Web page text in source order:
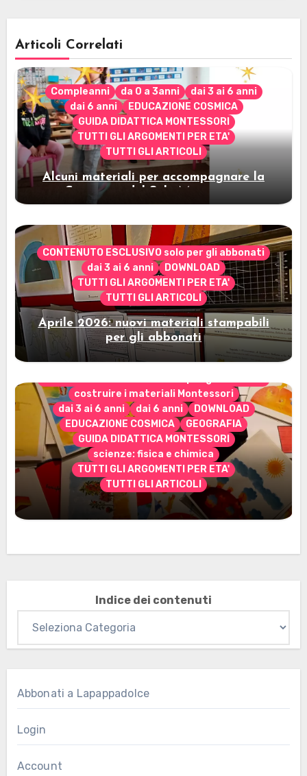
Articoli Correlati
Compleanni da 0 a 3anni
dai 3 ai 6 anni
dai 6 anni
EDUCAZIONE COSMICA
GUIDA DIDATTICA MONTESSORI
TUTTI GLI ARGOMENTI PER ETA'
TUTTI GLI ARTICOLI
Alcuni materiali per accompagnare la
Cerimonia del Sole Montessori
CONTENUTO ESCLUSIVO solo per gli abbonati
dai 3 ai 6 anni
DOWNLOAD
TUTTI GLI ARGOMENTI PER ETA'
TUTTI GLI ARTICOLI
Aprile 2026: nuovi materiali stampabili
per gli abbonati
costruire i materiali Montessori
dai 3 ai 6 anni
dai 6 anni
DOWNLOAD
EDUCAZIONE COSMICA
GEOGRAFIA
GUIDA DIDATTICA MONTESSORI
scienze: fisica e chimica
TUTTI GLI ARGOMENTI PER ETA'
TUTTI GLI ARTICOLI
Marzo 2026: nuovi materiali stampabili
per gli abbonati
Indice dei contenuti
Abbonati a Lapappadolce
Login
Account